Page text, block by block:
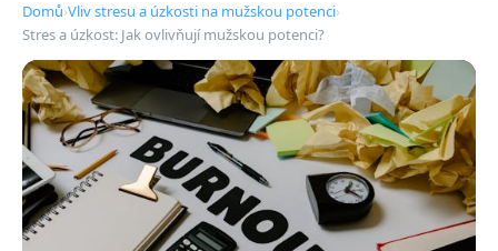
Domů›Vliv stresu a úzkosti na mužskou potenci›
Stres a úzkost: Jak ovlivňují mužskou potenci?